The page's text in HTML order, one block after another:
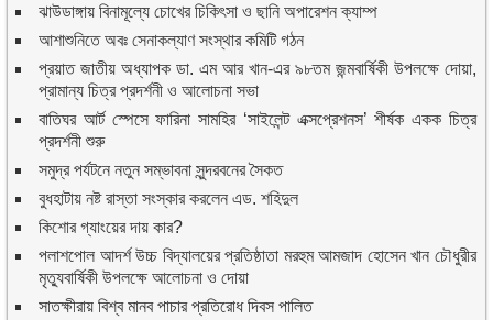
ঝাউডাঙ্গায় বিনামূল্যে চোখের চিকিৎসা ও ছানি অপারেশন ক্যাম্প
আশাশুনিতে অবঃ সেনাকল্যাণ সংস্থার কমিটি গঠন
প্রয়াত জাতীয় অধ্যাপক ডা. এম আর খান-এর ৯৮তম জন্মবার্ষিকী উপলক্ষে দোয়া,
প্রামান্য চিত্র প্রদর্শনী ও আলোচনা সভা
বাতিঘর আর্ট স্পেসে ফারিনা সামহির ‘সাইলেন্ট এক্সপ্রেশনস’ শীর্ষক একক চিত্র
প্রদর্শনী শুরু
সমুদ্র পর্যটনে নতুন সম্ভাবনা সুন্দরবনের সৈকত
বুধহাটায় নষ্ট রাস্তা সংস্কার করলেন এড. শহিদুল
কিশোর গ্যাংয়ের দায় কার?
পলাশপোল আদর্শ উচ্চ বিদ্যালয়ের প্রতিষ্ঠাতা মরহুম আমজাদ হোসেন খান চৌধুরীর
মৃত্যুবার্ষিকী উপলক্ষে আলোচনা ও দোয়া
সাতক্ষীরায় বিশ্ব মানব পাচার প্রতিরোধ দিবস পালিত